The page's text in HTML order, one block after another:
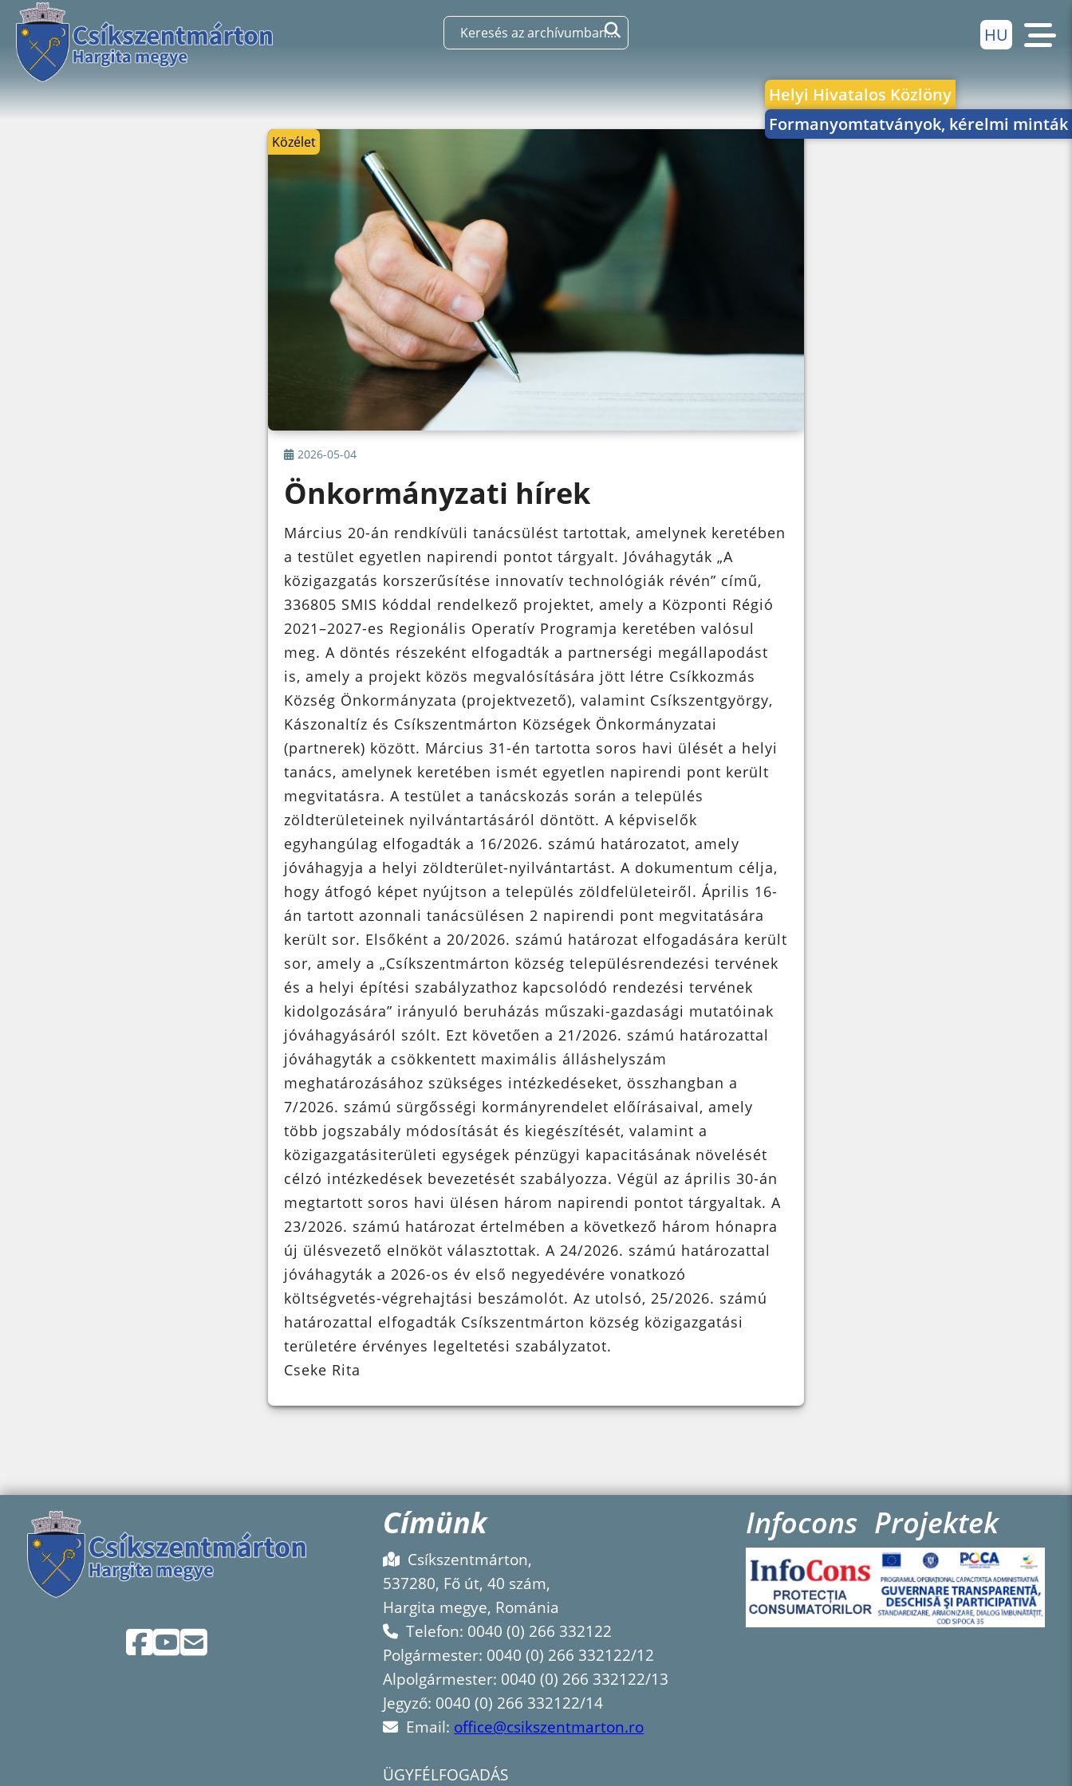
HU
Helyi Hivatalos Közlöny
Formanyomtatványok, kérelmi minták
Közélet
2026-05-04
Önkormányzati hírek
Március 20-án rendkívüli tanácsülést tartottak, amelynek keretében
a testület egyetlen napirendi pontot tárgyalt. Jóváhagyták „A
közigazgatás korszerűsítése innovatív technológiák révén” című,
336805 SMIS kóddal rendelkező projektet, amely a Központi Régió
2021–2027-es Regionális Operatív Programja keretében valósul
meg. A döntés részeként elfogadták a partnerségi megállapodást
is, amely a projekt közös megvalósítására jött létre Csíkkozmás
Község Önkormányzata (projektvezető), valamint Csíkszentgyörgy,
Kászonaltíz és Csíkszentmárton Községek Önkormányzatai
(partnerek) között. Március 31-én tartotta soros havi ülését a helyi
tanács, amelynek keretében ismét egyetlen napirendi pont került
megvitatásra. A testület a tanácskozás során a település
zöldterületeinek nyilvántartásáról döntött. A képviselők
egyhangúlag elfogadták a 16/2026. számú határozatot, amely
jóváhagyja a helyi zöldterület-nyilvántartást. A dokumentum célja,
hogy átfogó képet nyújtson a település zöldfelületeiről. Április 16-
án tartott azonnali tanácsülésen 2 napirendi pont megvitatására
került sor. Elsőként a 20/2026. számú határozat elfogadására került
sor, amely a „Csíkszentmárton község településrendezési tervének
és a helyi építési szabályzathoz kapcsolódó rendezési tervének
kidolgozására” irányuló beruházás műszaki-gazdasági mutatóinak
jóváhagyásáról szólt. Ezt követően a 21/2026. számú határozattal
jóváhagyták a csökkentett maximális álláshelyszám
meghatározásához szükséges intézkedéseket, összhangban a
7/2026. számú sürgősségi kormányrendelet előírásaival, amely
több jogszabály módosítását és kiegészítését, valamint a
közigazgatásiterületi egységek pénzügyi kapacitásának növelését
célzó intézkedések bevezetését szabályozza. Végül az április 30-án
megtartott soros havi ülésen három napirendi pontot tárgyaltak. A
23/2026. számú határozat értelmében a következő három hónapra
új ülésvezető elnököt választottak. A 24/2026. számú határozattal
jóváhagyták a 2026-os év első negyedévére vonatkozó
költségvetés-végrehajtási beszámolót. Az utolsó, 25/2026. számú
határozattal elfogadták Csíkszentmárton község közigazgatási
területére érvényes legeltetési szabályzatot.
Cseke Rita
Címünk
Csíkszentmárton,
537280, Fő út, 40 szám,
Hargita megye, Románia
Telefon: 0040 (0) 266 332122
Polgármester: 0040 (0) 266 332122/12
Alpolgármester: 0040 (0) 266 332122/13
Jegyző: 0040 (0) 266 332122/14
Email: office@csikszentmarton.ro
ÜGYFÉLFOGADÁS
Infocons Projektek